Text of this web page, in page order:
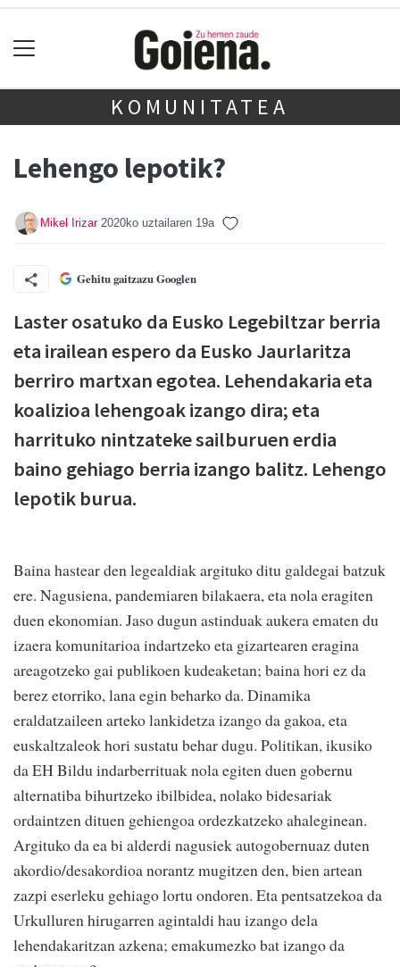
KOMUNITATEA
Lehengo lepotik?
Mikel Irizar 2020ko uztailaren 19a
Gehitu gaitzazu Googlen
Laster osatuko da Eusko Legebiltzar berria
eta irailean espero da Eusko Jaurlaritza
berriro martxan egotea. Lehendakaria eta
koalizioa lehengoak izango dira; eta
harrituko nintzateke sailburuen erdia
baino gehiago berria izango balitz. Lehengo
lepotik burua.
Baina hastear den legealdiak argituko ditu galdegai batzuk
ere. Nagusiena, pandemiaren bilakaera, eta nola eragiten
duen ekonomian. Jaso dugun astinduak aukera ematen du
izaera komunitarioa indartzeko eta gizartearen eragina
areagotzeko gai publikoen kudeaketan; baina hori ez da
berez etorriko, lana egin beharko da. Dinamika
eraldatzaileen arteko lankidetza izango da gakoa, eta
euskaltzaleok hori sustatu behar dugu. Politikan, ikusiko
da EH Bildu indarberrituak nola egiten duen gobernu
alternatiba bihurtzeko ibilbidea, nolako bidesariak
ordaintzen dituen gehiengoa ordezkatzeko ahaleginean.
Argituko da ea bi alderdi nagusiek autogobernuaz duten
akordio/desakordioa norantz mugitzen den, bien artean
zazpi eserleku gehiago lortu ondoren. Eta pentsatzekoa da
Urkulluren hirugarren agintaldi hau izango dela
lehendakaritzan azkena; emakumezko bat izango da